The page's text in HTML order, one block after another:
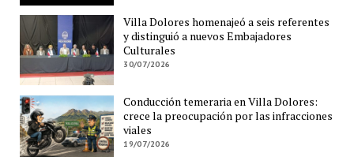
Villa Dolores homenajeó a seis referentes
y distinguió a nuevos Embajadores
Culturales
30/07/2026
Conducción temeraria en Villa Dolores:
crece la preocupación por las infracciones
viales
19/07/2026